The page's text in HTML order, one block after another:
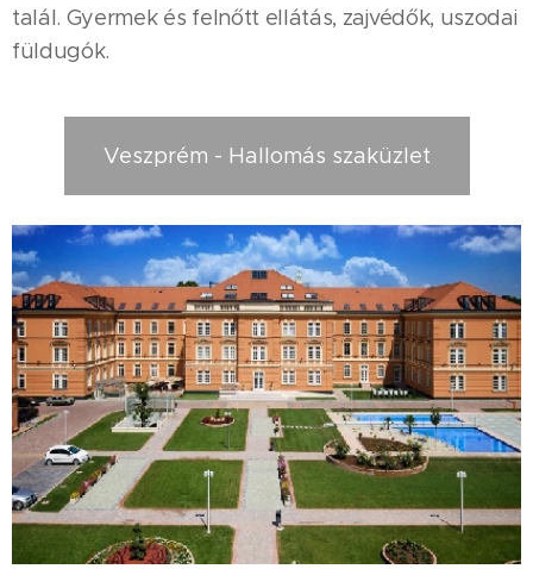
talál. Gyermek és felnőtt ellátás, zajvédők, uszodai
füldugók.
Veszprém - Hallomás szaküzlet